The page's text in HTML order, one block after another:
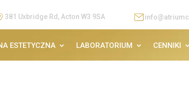
381 Uxbridge Rd, Acton W3 9SA
ESTETYCZNA LABORATORIUM CENNIKI